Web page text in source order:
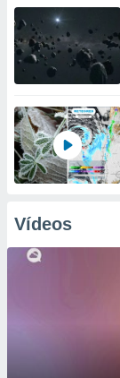
Vídeos